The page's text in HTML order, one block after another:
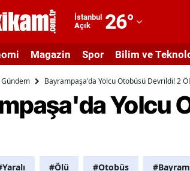
İstanbul
Açık
26°
Adıyaman
Afyonkarahisar
Ağrı
Ankara
Magazin Spor Bilim ve
Gündem Bayrampaşa'da Yolcu Otobüsü Devrildi! 2
Yolcu
#Ölü #Otobüs